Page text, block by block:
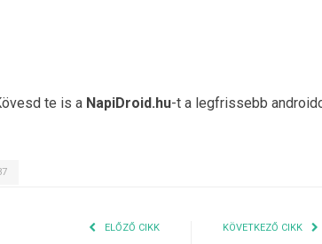
te is a NapiDroid.hu-t a legfrissebb
ELŐZŐ CIKK KÖVETKEZŐ CIKK